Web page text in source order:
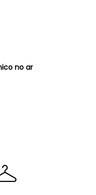
no ar